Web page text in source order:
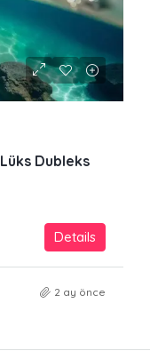
Dubleks
Details
2 ay önce